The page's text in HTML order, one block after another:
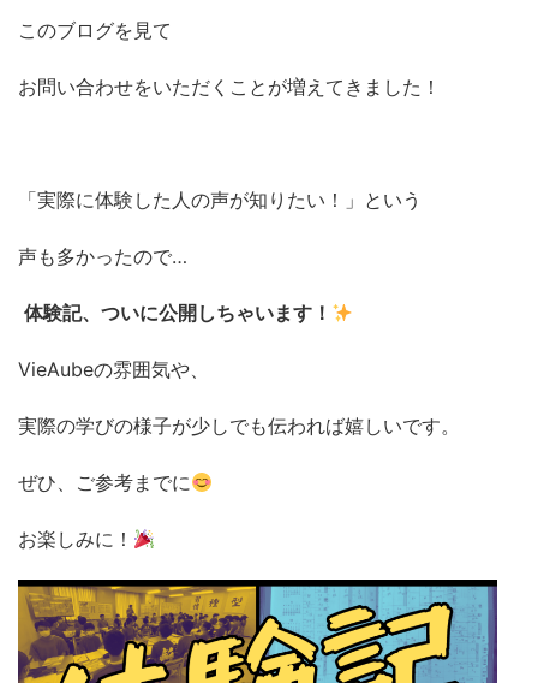
このブログを見て
お問い合わせをいただくことが増えてきました！
「実際に体験した人の声が知りたい！」という
声も多かったので…
体験記、ついに公開しちゃいます！
VieAubeの雰囲気や、
実際の学びの様子が少しでも伝われば嬉しいです。
ぜひ、ご参考までに
お楽しみに！